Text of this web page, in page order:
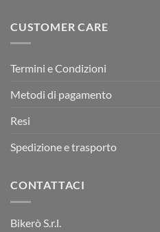
CUSTOMER CARE
Termini e Condizioni
Metodi di pagamento
Resi
Spedizione e trasporto
CONTATTACI
Bikerò S.r.l.